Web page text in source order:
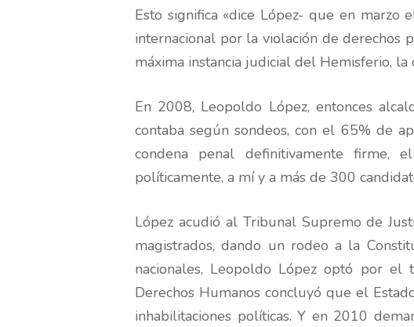
Esto significa «dice López- que en marzo
internacional por la violación de derechos
máxima instancia judicial del Hemisferio,
En 2008, Leopoldo López, entonces
contaba según sondeos, con el 65% de
condena penal definitivamente firme,
políticamente, a mí­ y a más de 300
López acudió al Tribunal Supremo de
magistrados, dando un rodeo a la
nacionales, Leopoldo López optó por el
Derechos Humanos concluyó que el
inhabilitaciones políticas. Y en 2010